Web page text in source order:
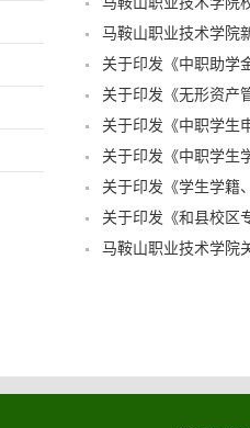
马鞍山职业技术学院
关于印发《中职助学
关于印发《无形资产
关于印发《中职学生
关于印发《中职学生
关于印发《学生学籍
关于印发《和县校区
马鞍山职业技术学院